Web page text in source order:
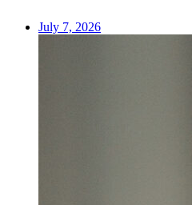
July 7, 2026